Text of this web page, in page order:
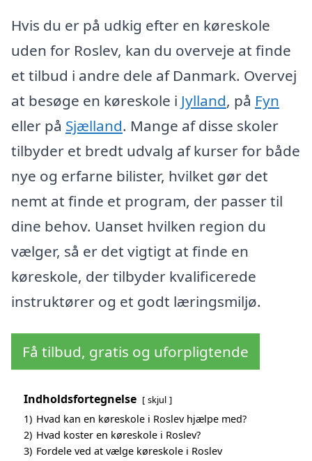
Hvis du er på udkig efter en køreskole
uden for Roslev, kan du overveje at finde
et tilbud i andre dele af Danmark. Overvej
at besøge en køreskole i Jylland, på Fyn
eller på Sjælland. Mange af disse skoler
tilbyder et bredt udvalg af kurser for både
nye og erfarne bilister, hvilket gør det
nemt at finde et program, der passer til
dine behov. Uanset hvilken region du
vælger, så er det vigtigt at finde en
køreskole, der tilbyder kvalificerede
instruktører og et godt læringsmiljø.
Få tilbud, gratis og uforpligtende
Indholdsfortegnelse skjul
1) Hvad kan en køreskole i Roslev hjælpe med?
2) Hvad koster en køreskole i Roslev?
3) Fordele ved at vælge køreskole i Roslev